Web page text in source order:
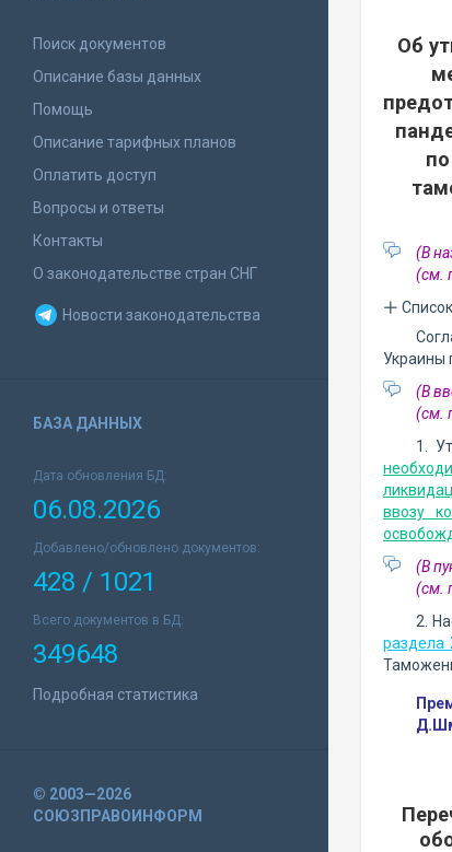
Поиск документов
Описание базы данных
Помощь
Описание тарифных планов
Оплатить доступ
Вопросы и ответы
Контакты
О законодательстве стран СНГ
Новости законодательства
БАЗА ДАННЫХ
Дата обновления БД:
06.08.2026
Добавлено/обновлено документов:
428 / 1021
Всего документов в БД:
349648
Подробная статистика
© 2003—2026
СОЮЗПРАВОИНФОРМ
Об
(В
(см.
Украины
(В
(см.
1.
ввозу
(В
(см.
2.
раздела